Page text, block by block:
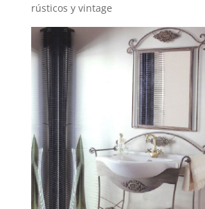
rústicos y vintage